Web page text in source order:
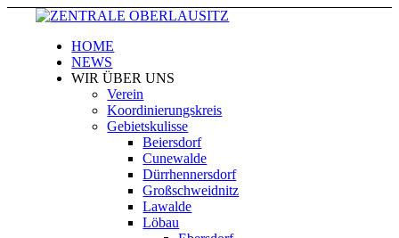
HOME
NEWS
WIR ÜBER UNS
Verein
Koordinierungskreis
Gebietskulisse
Beiersdorf
Cunewalde
Dürrhennersdorf
Großschweidnitz
Lawalde
Löbau